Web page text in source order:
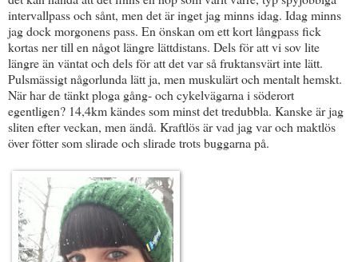
intervallpass och sånt, men det är inget jag minns idag. Idag minns
jag dock morgonens pass. En önskan om ett kort långpass fick
kortas ner till en något längre lättdistans. Dels för att vi sov lite
längre än väntat och dels för att det var så fruktansvärt inte lätt.
Pulsmässigt någorlunda lätt ja, men muskulärt och mentalt hemskt.
När har de tänkt ploga gång- och cykelvägarna i söderort
egentligen? 14,4km kändes som minst det tredubbla. Kanske är jag
sliten efter veckan, men ändå. Kraftlös är vad jag var och maktlös
över fötter som slirade och slirade trots buggarna på.